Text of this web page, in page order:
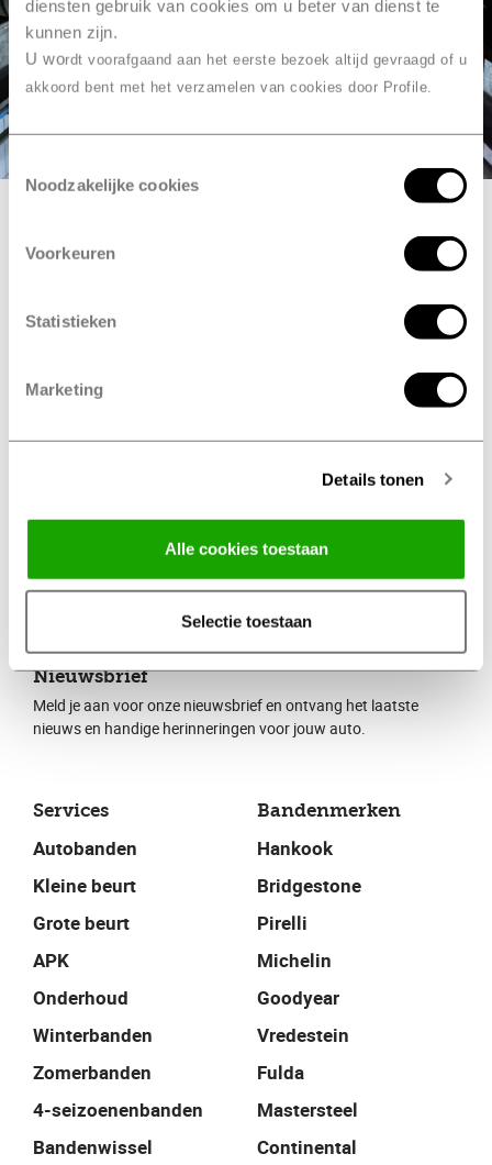
diensten gebruik van cookies om u beter van dienst te
kunnen zijn.
U wordt voorafgaand aan het eerste bezoek altijd gevraagd of u
akkoord bent met het verzamelen van cookies door Profile.
Noodzakelijke cookies
Voorkeuren
Statistieken
Marketing
Details tonen
Alle cookies toestaan
Selectie toestaan
Maak een afspraak voor
banden, APK of onderhoud
Vul je kenteken in, dan kunnen we je nog sneller
Kom je bij ons langs? Dan staat de koffie alvast klaar.
Services
Autobanden
Kleine beurt
Grote beurt
APK
Onderhoud
Winterbanden
Zomerbanden
4-seizoenenbanden
Bandenwissel
Bandenmerken
Hankook
Bridgestone
Pirelli
Michelin
Goodyear
Vredestein
Fulda
Mastersteel
Continental
Nieuwsbrief
Meld je aan voor onze nieuwsbrief en ontvang het laatste
nieuws en handige herinneringen voor jouw auto.